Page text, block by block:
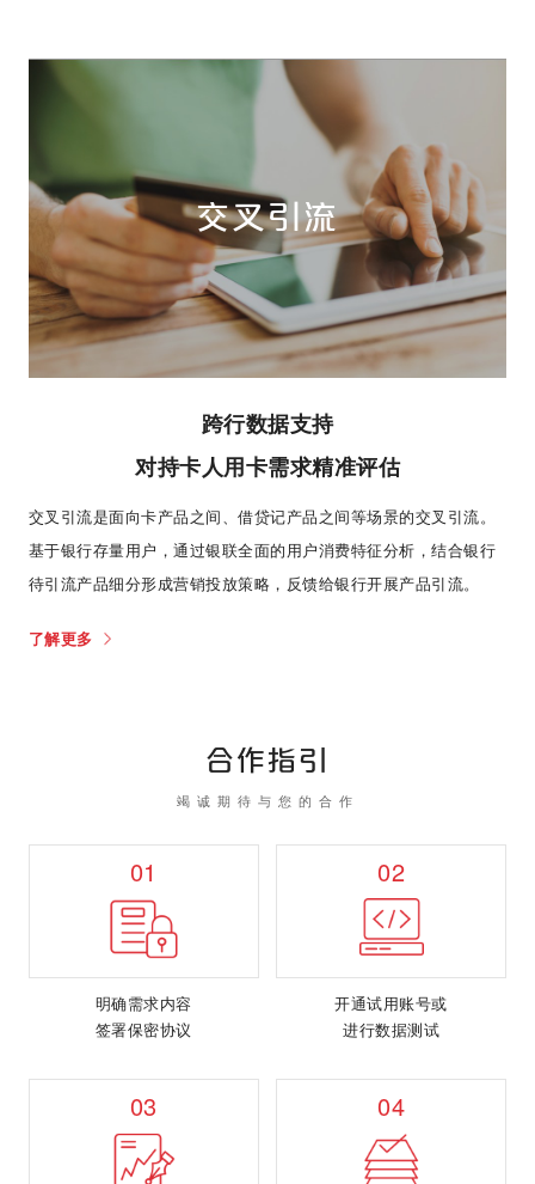
交叉引流
跨行数据支持
对持卡人用卡需求精准评估
交叉引流是面向卡产品之间、借贷记产品之间等场景的交叉引流。
基于银行存量用户，通过银联全面的用户消费特征分析，结合银行
待引流产品细分形成营销投放策略，反馈给银行开展产品引流。
了解更多
合作指引
竭诚期待与您的合作
01
明确需求内容
签署保密协议
02
开通试用账号或
进行数据测试
03 04